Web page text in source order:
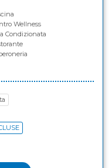
Wellness
Condizionata